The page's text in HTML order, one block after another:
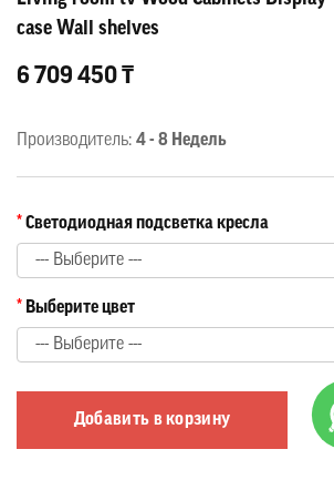
case Wall shelves
6 709 450 ₸
Производитель: 4 - 8 Недель
Светодиодная подсветка кресла
Выберите цвет
Добавить в корзину